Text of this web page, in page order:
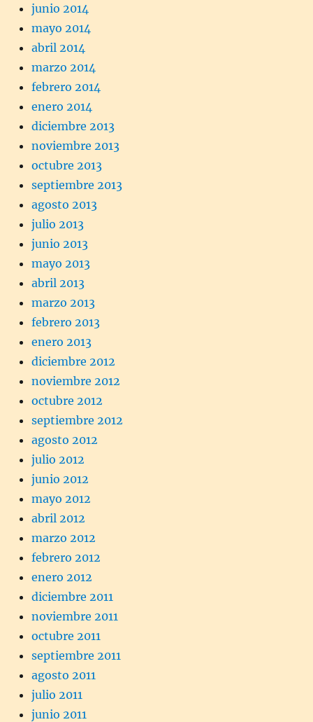
junio 2014
mayo 2014
abril 2014
marzo 2014
febrero 2014
enero 2014
diciembre 2013
noviembre 2013
octubre 2013
septiembre 2013
agosto 2013
julio 2013
junio 2013
mayo 2013
abril 2013
marzo 2013
febrero 2013
enero 2013
diciembre 2012
noviembre 2012
octubre 2012
septiembre 2012
agosto 2012
julio 2012
junio 2012
mayo 2012
abril 2012
marzo 2012
febrero 2012
enero 2012
diciembre 2011
noviembre 2011
octubre 2011
septiembre 2011
agosto 2011
julio 2011
junio 2011